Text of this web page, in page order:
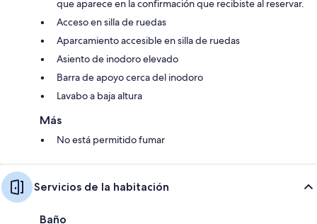
que aparece en la confirmación que recibiste al reservar.
Acceso en silla de ruedas
Aparcamiento accesible en silla de ruedas
Asiento de inodoro elevado
Barra de apoyo cerca del inodoro
Lavabo a baja altura
Más
No está permitido fumar
Servicios de la habitación
Baño